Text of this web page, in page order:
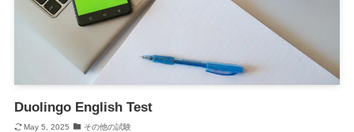
Duolingo English Test
May 5, 2025 その他の試験